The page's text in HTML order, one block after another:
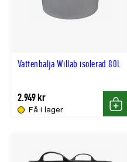
Vattenbalja Willab isolerad 80L
Få i lager
2.949 kr
Köp